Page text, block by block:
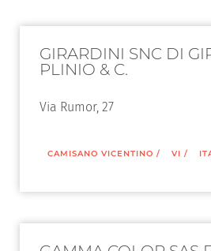
GIRARDINI SNC DI
PLINIO & C.
Via Rumor, 27
CAMISANO VICENTINO / VI /